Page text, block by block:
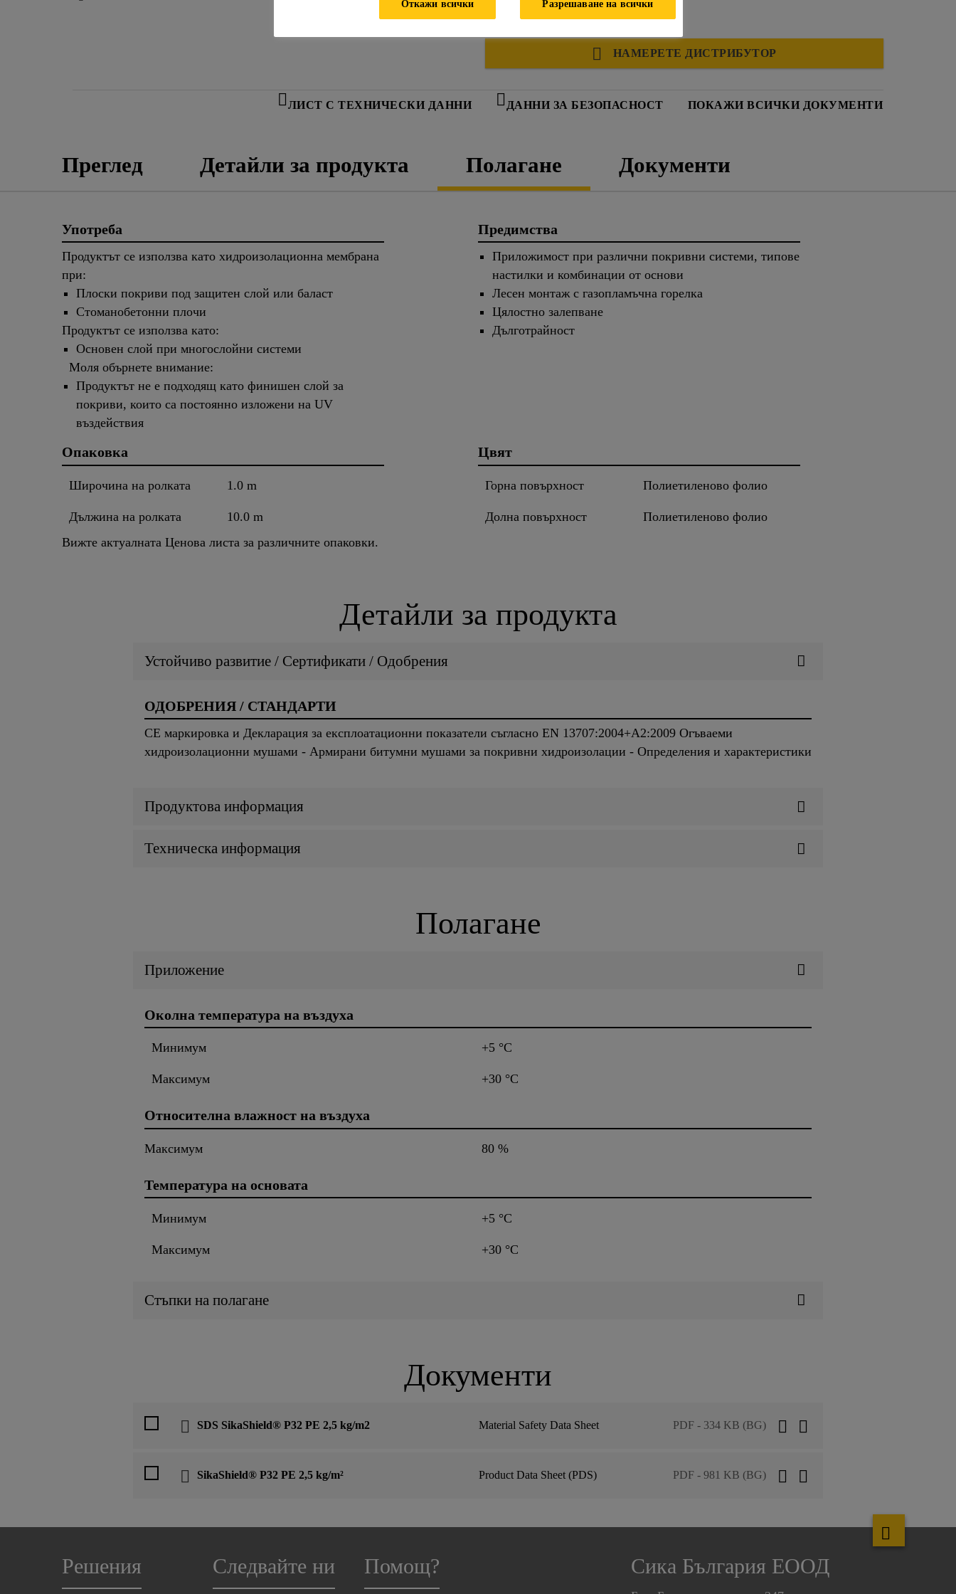
НАМЕРЕТЕ ДИСТРИБУТОР
ЛИСТ С ТЕХНИЧЕСКИ ДАННИ ДАННИ ЗА БЕЗОПАСНОСТ ПОКАЖИ ВСИЧКИ ДОКУМЕНТИ
Преглед Детайли за продукта Полагане Документи
Употреба
Продуктът се използва като хидроизолационна мембрана
при:
Плоски покриви под защитен слой или баласт
Стоманобетонни плочи
Продуктът се използва като:
Основен слой при многослойни системи
Моля обърнете внимание:
Продуктът не е подходящ като финишен слой за
покриви, които са постоянно изложени на UV
въздействия
Предимства
Приложимост при различни покривни системи, типове
настилки и комбинации от основи
Лесен монтаж с газопламъчна горелка
Цялостно залепване
Дълготрайност
Опаковка
Широчина на ролката 1.0 m
Дължина на ролката
10.0 m
Вижте актуалната Ценова листа за различните опаковки.
Цвят
Горна повърхност Полиетиленово фолио
Долна повърхност Полиетиленово фолио
Детайли за продукта
Устойчиво развитие / Сертификати / Одобрения
ОДОБРЕНИЯ / СТАНДАРТИ
CE маркировка и Декларация за експлоатационни показатели съгласно EN 13707:2004+A2:2009 Огъваеми
хидроизолационни мушами - Армирани битумни мушами за покривни хидроизолации - Определения и характеристики
Продуктова информация
Техническа информация
Полагане
Приложение
Околна температура на въздуха
Минимум +5 °C
Максимум +30 °C
Относителна влажност на въздуха
Максимум 80 %
Температура на основата
Минимум +5 °C
Максимум +30 °C
Стъпки на полагане
Документи
SDS SikaShield® P32 PE 2,5 kg/m2 Material Safety Data Sheet PDF - 334 KB (BG)
SikaShield® P32 PE 2,5 kg/m² Product Data Sheet (PDS) PDF - 981 KB (BG)
Решения Следвайте ни Помощ? Сика България ЕООД
Откажи всички Разрешаване на всички